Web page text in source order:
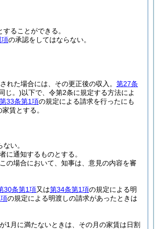
ることができる。
項の承認をしてはならない。
れた場合には、その更正後の収入。 第27条
じ。)以下で、令第2条に規定する方法によ
第33条第1項の規定による請求を行ったにも
賃とする。
い。
に通知するものとする。
この場合において、知事は、意見の内容を審
30条第1項又は第34条第1項の規定による明
の規定による明渡しの請求があったときは
1月に満たないときは、その月の家賃は日割